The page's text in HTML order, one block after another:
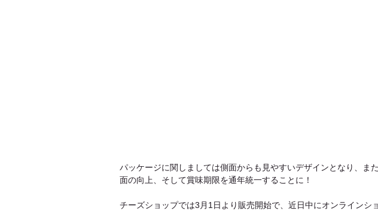
パッケージに関しましては側面からも見やすいデザインとなり、ま
面の向上、そして賞味期限を通年統一することに！
チーズショップでは3月1日より販売開始で、近日中にオンラインシ